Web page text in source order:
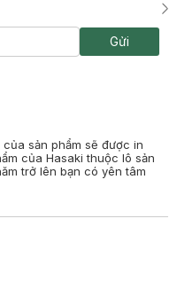
Gửi
sản phẩm sẽ được in
của Hasaki thuộc lô sản
trở lên bạn có yên tâm